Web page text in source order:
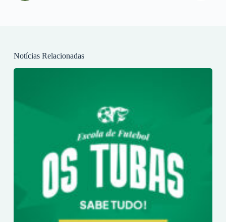
Notícias Relacionadas